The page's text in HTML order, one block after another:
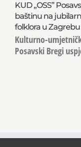
KUD „OSS”
baštinu na
folklora u Zagrebu
Kulturno-
Posavski Bregi